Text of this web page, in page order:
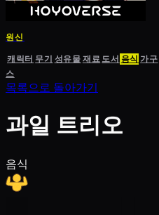
원신
캐릭터 무기 성유물재료도서 음식 가구
스
목록으로 돌아가기
과일 트리오
음식